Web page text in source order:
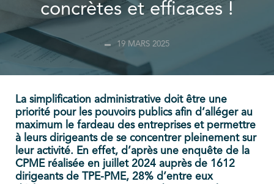
concrètes et efficaces !
19 MARS 2025
La simplification administrative doit être une
priorité pour les pouvoirs publics afin d’alléger au
maximum le fardeau des entreprises et permettre
à leurs dirigeants de se concentrer pleinement sur
leur activité. En effet, d’après une enquête de la
CPME réalisée en juillet 2024 auprès de 1612
dirigeants de TPE-PME, 28% d’entre eux